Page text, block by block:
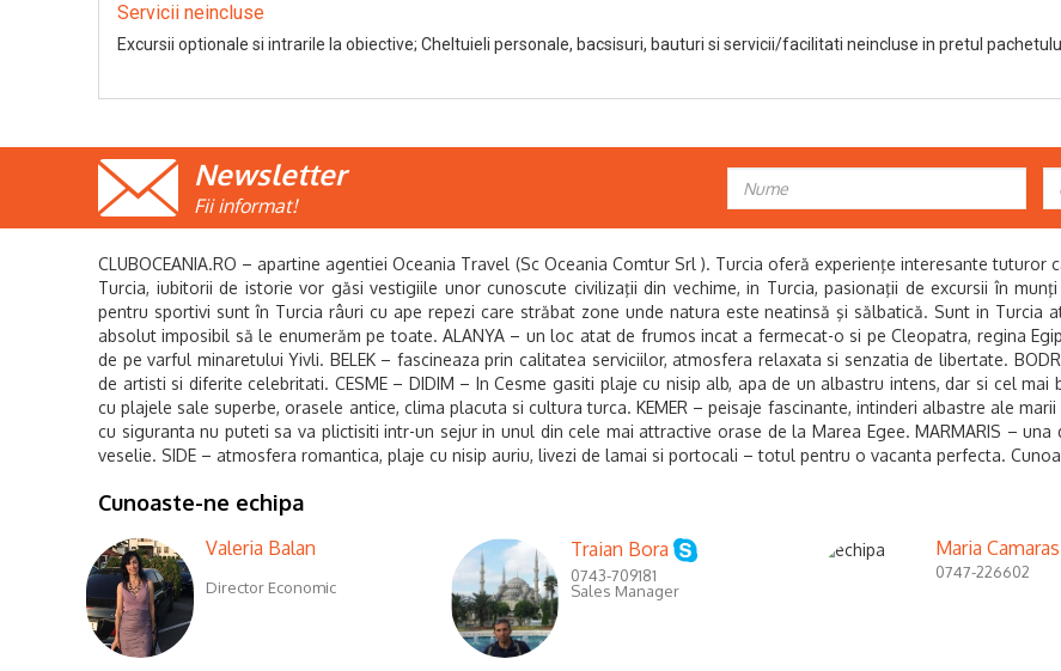
Servicii neincluse
Excursii optionale si intrarile la obiective; Cheltuieli personale, bacsisuri, bauturi si servicii/facilitati neincluse in pretul
Newsletter
Fii informat!
CLUBOCEANIA.RO – apartine agentiei Oceania Travel (Sc Oceania Comtur Srl ). Turcia oferă experienţe interesante
Turcia, iubitorii de istorie vor găsi vestigiile unor cunoscute civilizaţii din vechime, in Turcia, pasionaţii de excursii în
pentru sportivi sunt în Turcia râuri cu ape repezi care străbat zone unde natura este neatinsă şi sălbatică. Sunt in Turcia
absolut imposibil să le enumerăm pe toate. ALANYA – un loc atat de frumos incat a fermecat-o si pe Cleopatra, regina
de pe varful minaretului Yivli. BELEK – fascineaza prin calitatea serviciilor, atmosfera relaxata si senzatia de libertate.
de artisti si diferite celebritati. CESME – DIDIM – In Cesme gasiti plaje cu nisip alb, apa de un albastru intens, dar si cel
cu plajele sale superbe, orasele antice, clima placuta si cultura turca. KEMER – peisaje fascinante, intinderi albastre ale
cu siguranta nu puteti sa va plictisiti intr-un sejur in unul din cele mai attractive orase de la Marea Egee. MARMARIS –
veselie. SIDE – atmosfera romantica, plaje cu nisip auriu, livezi de lamai si portocali – totul pentru o vacanta perfecta.
Cunoaste-ne echipa
Valeria Balan
Director Economic
Traian Bora
0743-709181
Sales Manager
Maria Camaras
0747-226602